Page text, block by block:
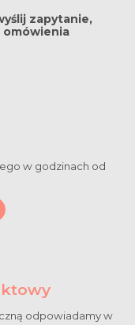
zapytanie,
w godzinach od
odpowiadamy w